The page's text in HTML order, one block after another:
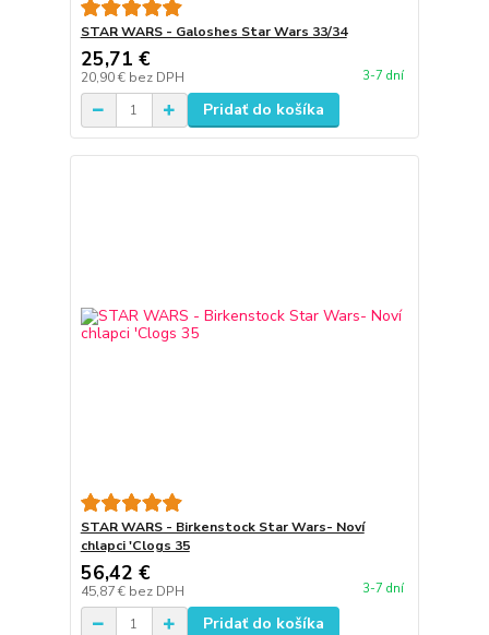
STAR WARS - Galoshes Star Wars 33/34
25,71 €
20,90 € bez DPH 3-7 dní
Pridať do košíka
STAR WARS - Birkenstock Star Wars- Noví
chlapci 'Clogs 35
56,42 €
45,87 € bez DPH 3-7 dní
Pridať do košíka